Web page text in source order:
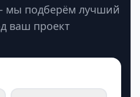
мы подберём лучший
ваш проект